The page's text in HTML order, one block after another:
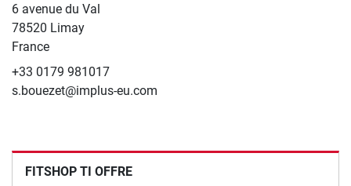
6 avenue du Val
78520 Limay
France
+33 0179 981017
s.bouezet@implus-eu.com
FITSHOP TI OFFRE